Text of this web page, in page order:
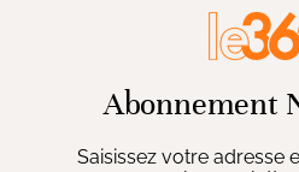
Abonnement
Saisissez votre adresse